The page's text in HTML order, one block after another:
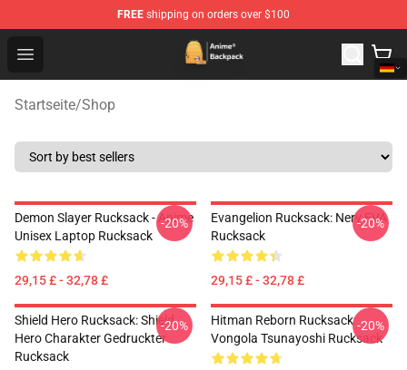
FREE shipping on orders over $100
Open menu
Anime Backpack Shop - Official Anime Backpack Store
Startseite/Shop
Demon Slayer Rucksack - Anime
Unisex Laptop Rucksack
29,15 £ - 32,78 £
-20%
Evangelion Rucksack: Nerv EVA
Rucksack
29,15 £ - 32,78 £
-20%
Shield Hero Rucksack: Shield
Hero Charakter Gedruckter
Rucksack
-20%
Hitman Reborn Rucksack:
Vongola Tsunayoshi Rucksack
-20%